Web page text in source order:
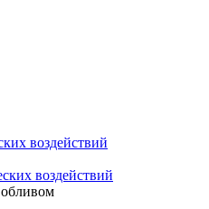
воздействий
воздействий